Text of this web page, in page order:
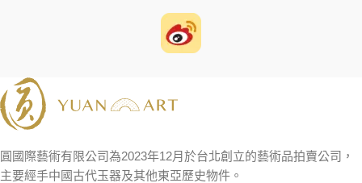
圓國際藝術有限公司為2023年12月於台北創立的藝術品拍賣公司，
主要經手中國古代玉器及其他東亞歷史物件。